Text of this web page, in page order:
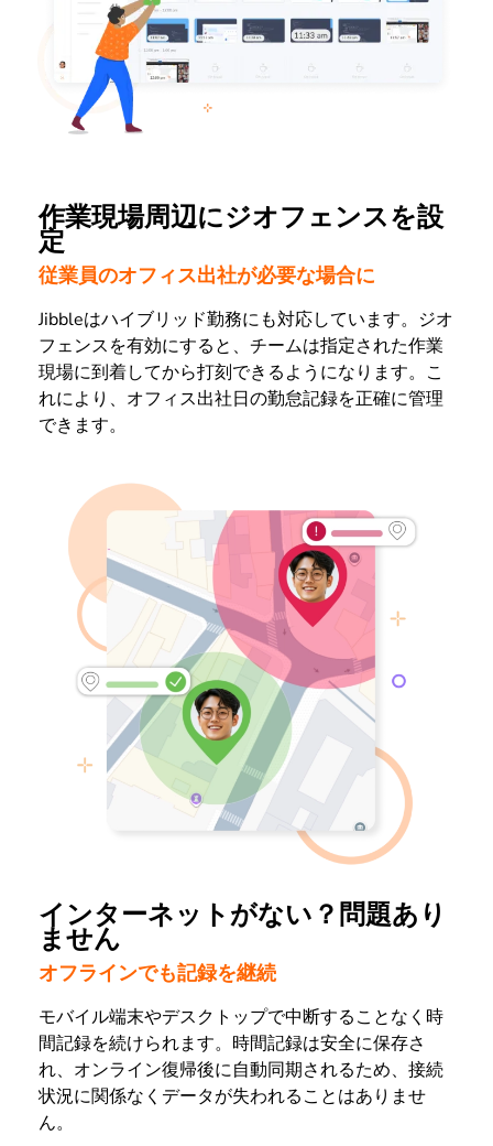
作業現場周辺にジオフェンスを設
定
従業員のオフィス出社が必要な場合に
Jibbleはハイブリッド勤務にも対応しています。ジオ
フェンスを有効にすると、チームは指定された作業
現場に到着してから打刻できるようになります。こ
れにより、オフィス出社日の勤怠記録を正確に管理
できます。
インターネットがない？問題あり
ません
オフラインでも記録を継続
モバイル端末やデスクトップで中断することなく時
間記録を続けられます。時間記録は安全に保存さ
れ、オンライン復帰後に自動同期されるため、接続
状況に関係なくデータが失われることはありませ
ん。